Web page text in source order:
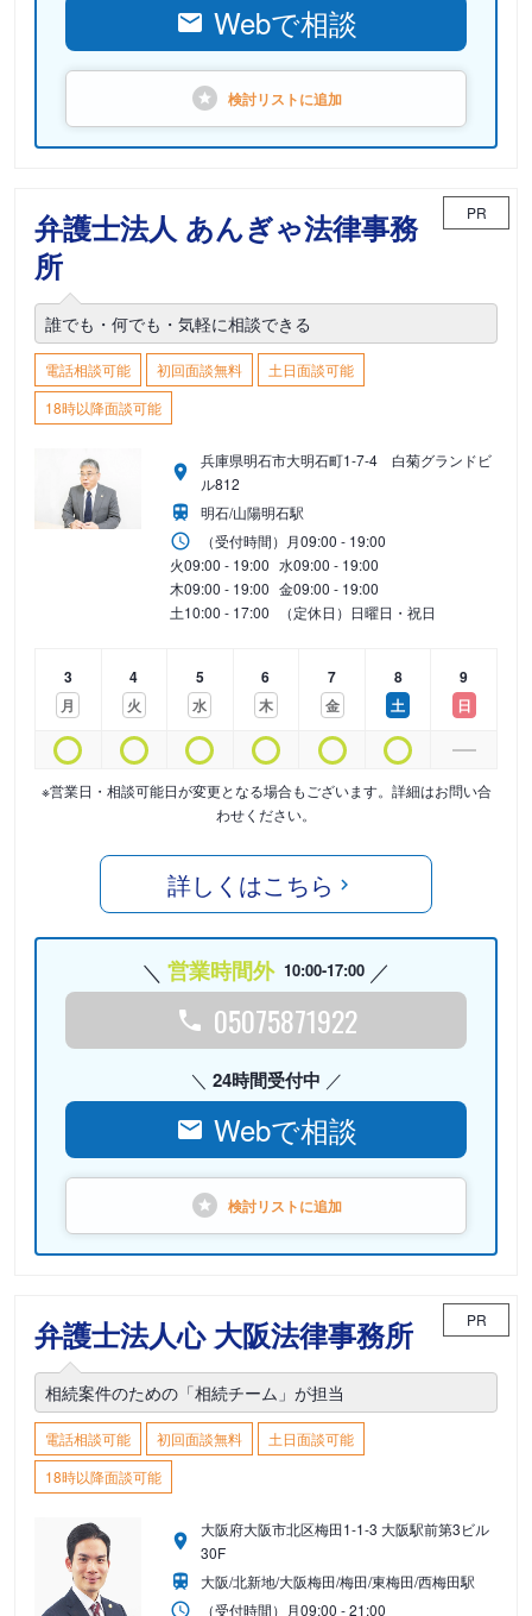
Webで相談
検討リストに追加
弁護士法人 あんぎゃ法律事務
所
PR
誰でも・何でも・気軽に相談できる
電話相談可能 初回面談無料
土日面談可能
18時以降面談可能
兵庫県明石市大明石町1-7-4 白菊グランドビ
ル812
明石/山陽明石駅
（受付時間） 月09:00 - 19:00
火09:00 - 19:00 水09:00 - 19:00
木09:00 - 19:00 金09:00 - 19:00
土10:00 - 17:00 （定休日）日曜日・祝日
3
月
4
火
5
水
6
木
7
金
8
土
9
日
※営業日・相談可能日が変更となる場合もございます。詳細はお問い合
わせください。
詳しくはこちら
営業時間外 10:00-17:00
05075871922
24時間受付中
Webで相談
検討リストに追加
弁護士法人心 大阪法律事務所 PR
相続案件のための「相続チーム」が担当
電話相談可能 初回面談無料
土日面談可能
18時以降面談可能
大阪府大阪市北区梅田1-1-3 大阪駅前第3ビル
30F
大阪/北新地/大阪梅田/梅田/東梅田/西梅田駅
（受付時間） 月09:00 - 21:00